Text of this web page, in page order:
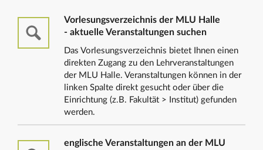
Vorlesungsverzeichnis der MLU Halle
- aktuelle Veranstaltungen suchen
Das Vorlesungsverzeichnis bietet Ihnen einen
direkten Zugang zu den Lehrveranstaltungen
der MLU Halle. Veranstaltungen können in der
linken Spalte direkt gesucht oder über die
Einrichtung (z.B. Fakultät > Institut) gefunden
werden.
englische Veranstaltungen an der MLU